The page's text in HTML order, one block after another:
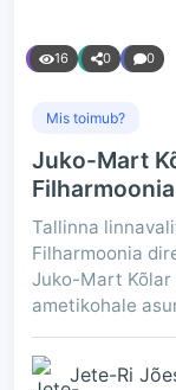
16 0 0
Mis toimub?
Juko-Mart
Tallinna
Filharmoonia
Juko-Mart Kõlar
ametikohale
Jete-Ri